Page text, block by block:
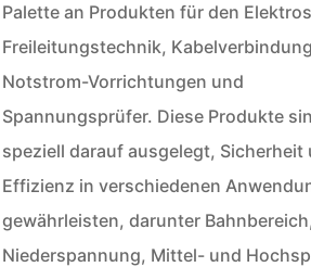
Palette an Produkten für den
Freileitungstechnik,
Notstrom-Vorrichtungen und
Spannungsprüfer. Diese Produkte
speziell darauf ausgelegt, Sicherheit
Effizienz in verschiedenen
gewährleisten, darunter
Niederspannung, Mittel- und